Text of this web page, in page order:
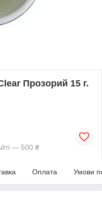
Прозорий 15 г.
— 500 ₴
Оплата Умови